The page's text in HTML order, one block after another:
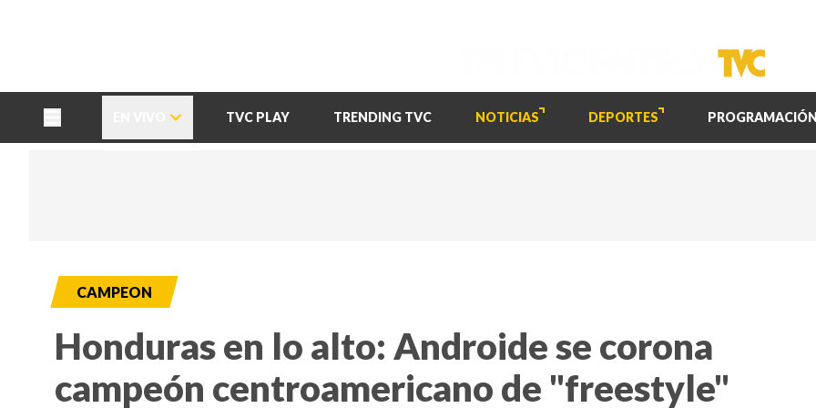
TVC PLAY TRENDING TVC NOTICIAS DEPORTES PROGRAMACIÓN
CAMPEON
Honduras en lo alto: Androide se corona
campeón centroamericano de "freestyle"